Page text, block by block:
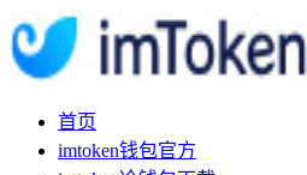
首页
imtoken钱包官方